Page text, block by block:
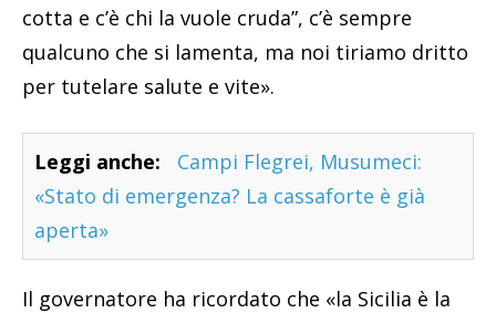
cotta e c’è chi la vuole cruda”, c’è sempre
qualcuno che si lamenta, ma noi tiriamo dritto
per tutelare salute e vite».
Leggi anche:
Campi Flegrei, Musumeci:
«Stato di emergenza? La cassaforte è già
aperta»
Il governatore ha ricordato che «la Sicilia è la